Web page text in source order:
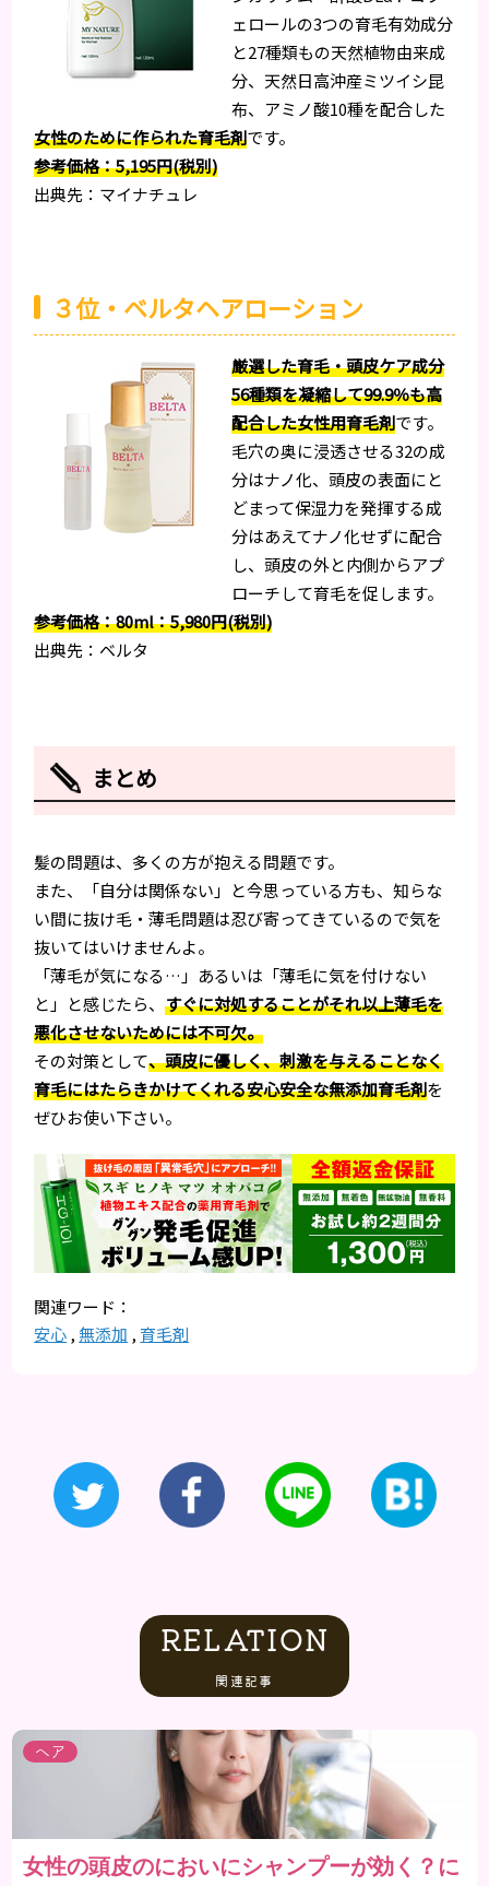
ェロールの3つの育毛有効成分
と27種類もの天然植物由来成
分、天然日高沖産ミツイシ昆
布、アミノ酸10種を配合した
女性のために作られた育毛剤です。
参考価格：5,195円(税別)
出典先：マイナチュレ
３位・ベルタヘアローション
厳選した育毛・頭皮ケア成分
56種類を凝縮して99.9％も高
配合した女性用育毛剤です。
毛穴の奥に浸透させる32の成
分はナノ化、頭皮の表面にと
どまって保湿力を発揮する成
分はあえてナノ化せずに配合
し、頭皮の外と内側からアプ
ローチして育毛を促します。
参考価格：80ml：5,980円(税別)
出典先：ベルタ
まとめ
髪の問題は、多くの方が抱える問題です。
また、「自分は関係ない」と今思っている方も、知らな
い間に抜け毛・薄毛問題は忍び寄ってきているので気を
抜いてはいけませんよ。
「薄毛が気になる…」あるいは「薄毛に気を付けない
と」と感じたら、すぐに対処することがそれ以上薄毛を
悪化させないためには不可欠。
その対策として、頭皮に優しく、刺激を与えることなく
育毛にはたらきかけてくれる安心安全な無添加育毛剤を
ぜひお使い下さい。
安心 ,無添加 , 育毛剤
RELATION
関連記事
ヘア
女性の頭皮のにおいにシャンプーが効く？に